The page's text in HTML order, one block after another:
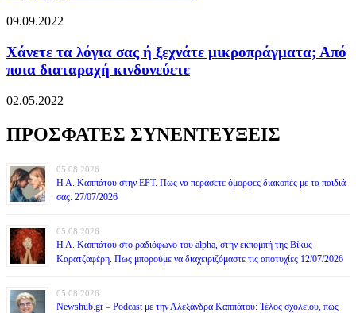
09.09.2022
Χάνετε τα λόγια σας ή ξεχνάτε μικροπράγματα; Από
ποια διαταραχή κινδυνεύετε
02.05.2022
ΠΡΟΣΦΑΤΕΣ ΣΥΝΕΝΤΕΥΞΕΙΣ
05.08.2026
Η Α. Καππάτου στην ΕΡΤ. Πως να περάσετε όμορφες διακοπές με τα παιδιά
σας. 27/07/2026
05.08.2026
Η Α. Καππάτου στο ραδιόφωνο του alpha, στην εκπομπή της Βίκυς
Καρατζαφέρη. Πως μπορούμε να διαχειριζόμαστε τις αποτυχίες 12/07/2026
05.08.2026
Newshub.gr – Podcast με την Αλεξάνδρα Καππάτου: Τέλος σχολείου, πώς